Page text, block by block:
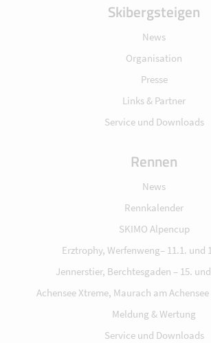
Skibergsteigen
News
Organisation
Presse
Links & Partner
Service und Downloads
Rennen
News
Rennkalender
SKIMO Alpencup
Erztrophy, Werfenweng– 11.1. und
Jennerstier, Berchtesgaden – 15.
Achensee Xtreme, Maurach am Achensee
Meldung & Wertung
Service und Downloads